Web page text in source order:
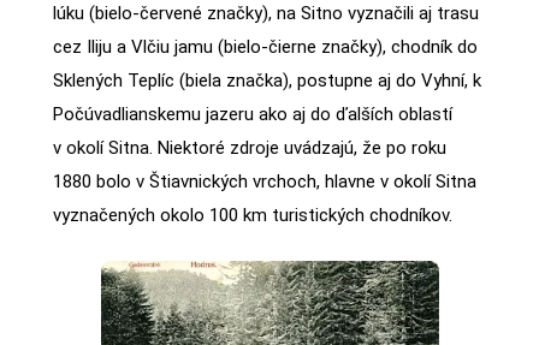
lúku (bielo-červené značky), na Sitno vyznačili aj trasu
cez Iliju a Vlčiu jamu (bielo-čierne značky), chodník do
Sklených Teplíc (biela značka), postupne aj do Vyhní, k
Počúvadlianskemu jazeru ako aj do ďalších oblastí
v okolí Sitna. Niektoré zdroje uvádzajú, že po roku
1880 bolo v Štiavnických vrchoch, hlavne v okolí Sitna
vyznačených okolo 100 km turistických chodníkov.